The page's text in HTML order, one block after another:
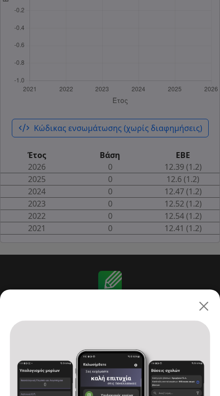
code_xml Κώδικας ενσωμάτωσης (χωρίς διαφημήσεις)
Έτος Βάση
ΕΒΕ
2026
0
12.39 (1.2)
2025
0
12.6 (1.2)
2024
0
12.47 (1.2)
2023
0
12.52 (1.2)
2022
0
12.54 (1.2)
2021
0 12.41 (1.2)
Αρχική
Υπολογισμός μορίων